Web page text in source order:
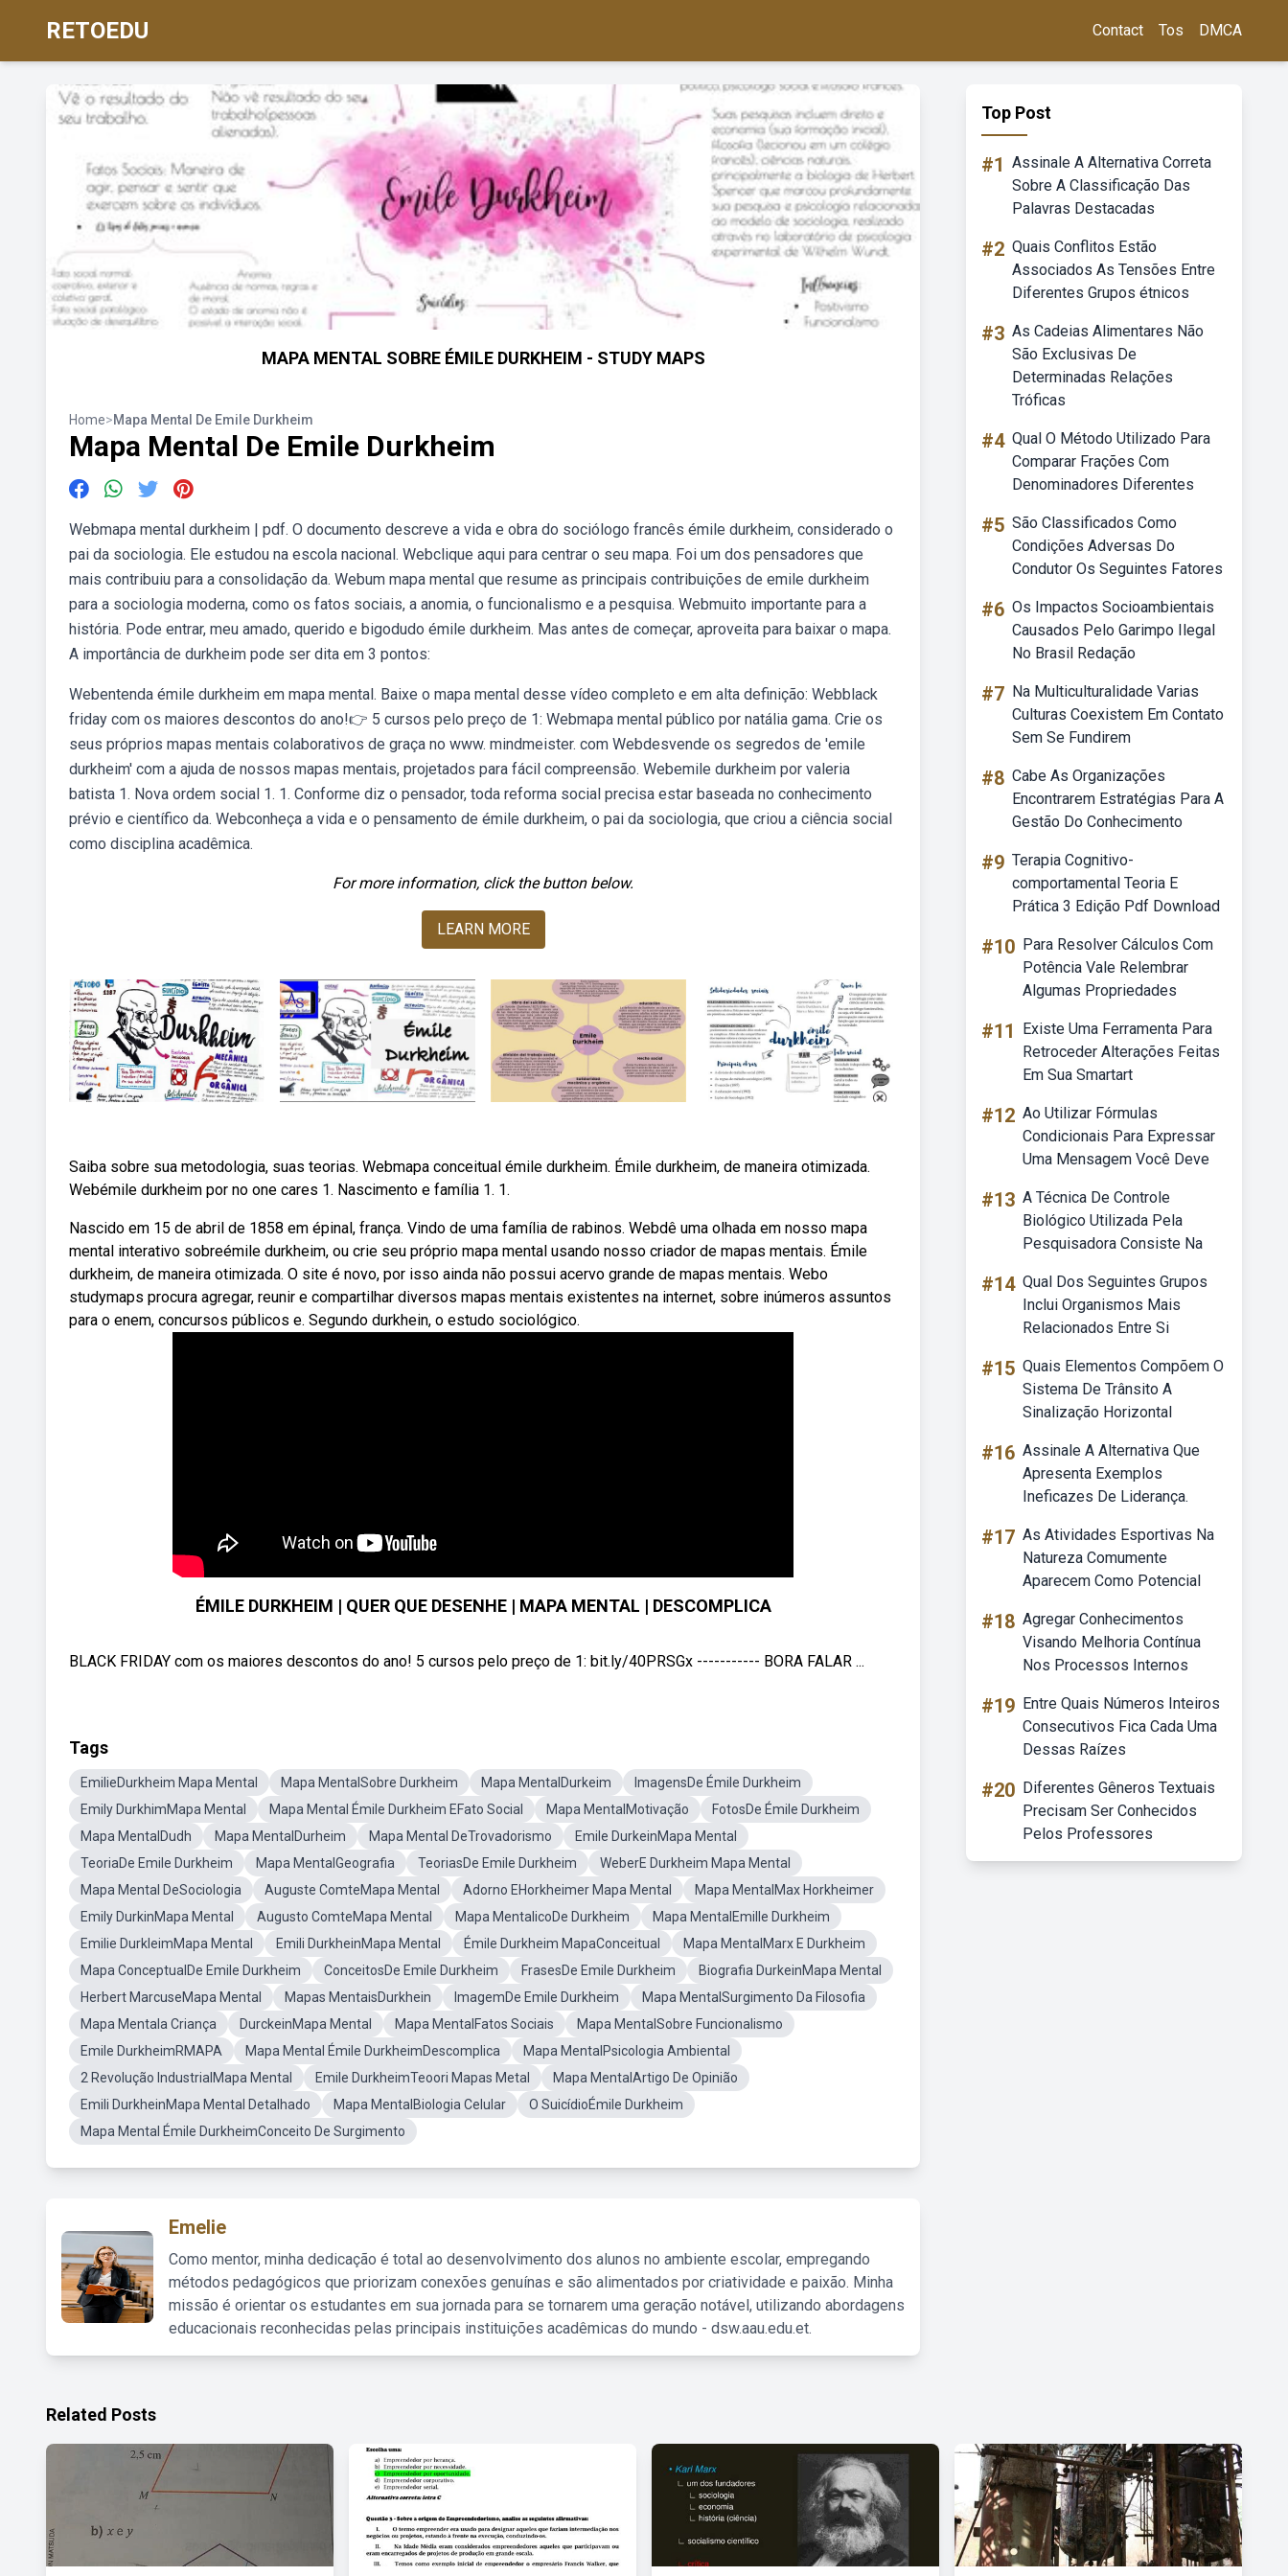
RETOEDU Contact Tos DMCA
MAPA MENTAL SOBRE ÉMILE DURKHEIM - STUDY MAPS
Home>Mapa Mental De Emile Durkheim
Mapa Mental De Emile Durkheim
Webmapa mental durkheim | pdf. O documento descreve a vida e obra do sociólogo francês émile durkheim, considerado o
pai da sociologia. Ele estudou na escola nacional. Webclique aqui para centrar o seu mapa. Foi um dos pensadores que
mais contribuiu para a consolidação da. Webum mapa mental que resume as principais contribuições de emile durkheim
para a sociologia moderna, como os fatos sociais, a anomia, o funcionalismo e a pesquisa. Webmuito importante para a
história. Pode entrar, meu amado, querido e bigodudo émile durkheim. Mas antes de começar, aproveita para baixar o mapa.
A importância de durkheim pode ser dita em 3 pontos:
Webentenda émile durkheim em mapa mental. Baixe o mapa mental desse vídeo completo e em alta definição: Webblack
friday com os maiores descontos do ano!👉 5 cursos pelo preço de 1: Webmapa mental público por natália gama. Crie os
seus próprios mapas mentais colaborativos de graça no www. mindmeister. com Webdesvende os segredos de 'emile
durkheim' com a ajuda de nossos mapas mentais, projetados para fácil compreensão. Webemile durkheim por valeria
batista 1. Nova ordem social 1. 1. Conforme diz o pensador, toda reforma social precisa estar baseada no conhecimento
prévio e científico da. Webconheça a vida e o pensamento de émile durkheim, o pai da sociologia, que criou a ciência social
como disciplina acadêmica.
For more information, click the button below.
LEARN MORE
Saiba sobre sua metodologia, suas teorias. Webmapa conceitual émile durkheim. Émile durkheim, de maneira otimizada.
Webémile durkheim por no one cares 1. Nascimento e família 1. 1.
Nascido em 15 de abril de 1858 em épinal, frança. Vindo de uma família de rabinos. Webdê uma olhada em nosso mapa
mental interativo sobreémile durkheim, ou crie seu próprio mapa mental usando nosso criador de mapas mentais. Émile
durkheim, de maneira otimizada. O site é novo, por isso ainda não possui acervo grande de mapas mentais. Webo
studymaps procura agregar, reunir e compartilhar diversos mapas mentais existentes na internet, sobre inúmeros assuntos
para o enem, concursos públicos e. Segundo durkhein, o estudo sociológico.
ÉMILE DURKHEIM | QUER QUE DESENHE | MAPA MENTAL | DESCOMPLICA
BLACK FRIDAY com os maiores descontos do ano! 5 cursos pelo preço de 1: bit.ly/40PRSGx ----------- BORA FALAR ...
Tags
EmilieDurkheim Mapa Mental Mapa MentalSobre Durkheim Mapa MentalDurkeim
ImagensDe Émile Durkheim
Emily DurkhimMapa Mental
Mapa Mental Émile Durkheim EFato Social Mapa MentalMotivação
FotosDe Émile Durkheim
Mapa MentalDudh
Mapa MentalDurheim Mapa Mental DeTrovadorismo
Emile DurkeinMapa Mental
TeoriaDe Emile Durkheim
Mapa MentalGeografia TeoriasDe Emile Durkheim
WeberE Durkheim Mapa Mental
Mapa Mental DeSociologia
Auguste ComteMapa Mental Adorno EHorkheimer Mapa Mental
Mapa MentalMax Horkheimer
Emily DurkinMapa Mental
Augusto ComteMapa Mental Mapa MentalicoDe Durkheim
Mapa MentalEmille Durkheim
Emilie DurkleimMapa Mental
Emili DurkheinMapa Mental Émile Durkheim MapaConceitual
Mapa MentalMarx E Durkheim
Mapa ConceptualDe Emile Durkheim
ConceitosDe Emile Durkheim FrasesDe Emile Durkheim
Biografia DurkeinMapa Mental
Herbert MarcuseMapa Mental
Mapas MentaisDurkhein ImagemDe Emile Durkheim
Mapa MentalSurgimento Da Filosofia
Mapa Mentala Criança
DurckeinMapa Mental Mapa MentalFatos Sociais
Mapa MentalSobre Funcionalismo
Emile DurkheimRMAPA
Mapa Mental Émile DurkheimDescomplica
Mapa MentalPsicologia Ambiental
2 Revolução IndustrialMapa Mental
Emile DurkheimTeoori Mapas Metal
Mapa MentalArtigo De Opinião
Emili DurkheinMapa Mental Detalhado
Mapa MentalBiologia Celular
O SuicídioÉmile Durkheim
Mapa Mental Émile DurkheimConceito De Surgimento
Emelie
Como mentor, minha dedicação é total ao desenvolvimento dos alunos no ambiente escolar, empregando
métodos pedagógicos que priorizam conexões genuínas e são alimentados por criatividade e paixão. Minha
missão é orientar os estudantes em sua jornada para se tornarem uma geração notável, utilizando abordagens
educacionais reconhecidas pelas principais instituições acadêmicas do mundo - dsw.aau.edu.et.
Top Post
#1 Assinale A Alternativa Correta
Sobre A Classificação Das
Palavras Destacadas
#2 Quais Conflitos Estão
Associados As Tensões Entre
Diferentes Grupos étnicos
#3 As Cadeias Alimentares Não
São Exclusivas De
Determinadas Relações
Tróficas
#4 Qual O Método Utilizado Para
Comparar Frações Com
Denominadores Diferentes
#5 São Classificados Como
Condições Adversas Do
Condutor Os Seguintes Fatores
#6 Os Impactos Socioambientais
Causados Pelo Garimpo Ilegal
No Brasil Redação
#7 Na Multiculturalidade Varias
Culturas Coexistem Em Contato
Sem Se Fundirem
#8 Cabe As Organizações
Encontrarem Estratégias Para A
Gestão Do Conhecimento
#9 Terapia Cognitivo-
comportamental Teoria E
Prática 3 Edição Pdf Download
#10 Para Resolver Cálculos Com
Potência Vale Relembrar
Algumas Propriedades
#11
Existe Uma Ferramenta Para
Retroceder Alterações Feitas
Em Sua Smartart
#12 Ao Utilizar Fórmulas
Condicionais Para Expressar
Uma Mensagem Você Deve
#13 A Técnica De Controle
Biológico Utilizada Pela
Pesquisadora Consiste Na
#14 Qual Dos Seguintes Grupos
Inclui Organismos Mais
Relacionados Entre Si
#15 Quais Elementos Compõem O
Sistema De Trânsito A
Sinalização Horizontal
#16 Assinale A Alternativa Que
Apresenta Exemplos
Ineficazes De Liderança.
#17 As Atividades Esportivas Na
Natureza Comumente
Aparecem Como Potencial
#18 Agregar Conhecimentos
Visando Melhoria Contínua
Nos Processos Internos
#19 Entre Quais Números Inteiros
Consecutivos Fica Cada Uma
Dessas Raízes
#20 Diferentes Gêneros Textuais
Precisam Ser Conhecidos
Pelos Professores
Related Posts